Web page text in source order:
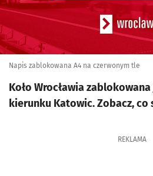
Napis zablokowana A4 na czerwonym tle
Koło Wrocławia
kierunku Katowic. Zobacz, co
REKLAMA